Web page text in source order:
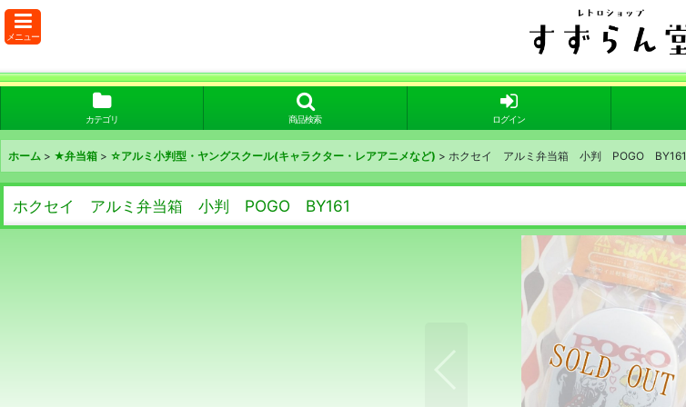
メニュー
カテゴリ 商品検索 ログイン
ホーム > ★弁当箱 > ☆アルミ小判型・ヤングスクール(キャラクター・レアアニメなど) > ホクセイ アルミ弁当箱 小判 POGO BY161
ホクセイ アルミ弁当箱 小判 POGO BY161